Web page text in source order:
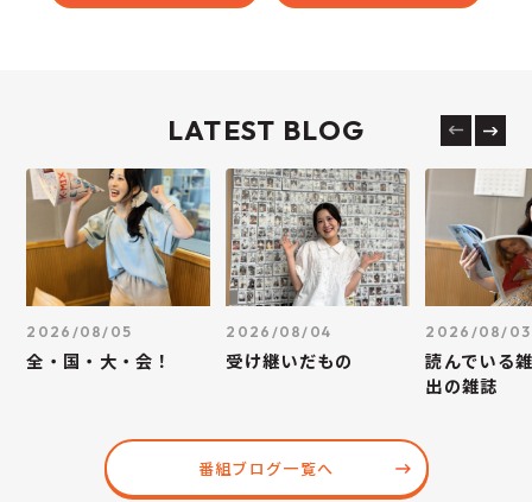
LATEST BLOG
2026/08/05
全・国・大・会！
2026/08/04
受け継いだもの
2026/08/03
読んでいる
出の雑誌
番組ブログ一覧へ